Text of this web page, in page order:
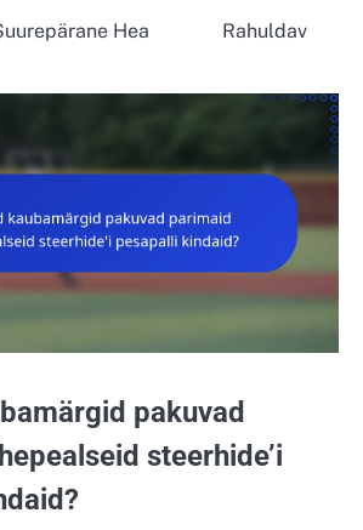
Hea Rahuldav
pakuvad
steerhide’i